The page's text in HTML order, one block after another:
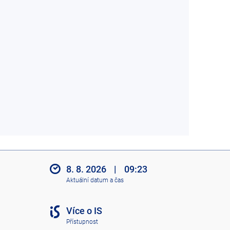
8. 8. 2026 | 09:23
Aktuální datum a čas
Více o IS
Přístupnost